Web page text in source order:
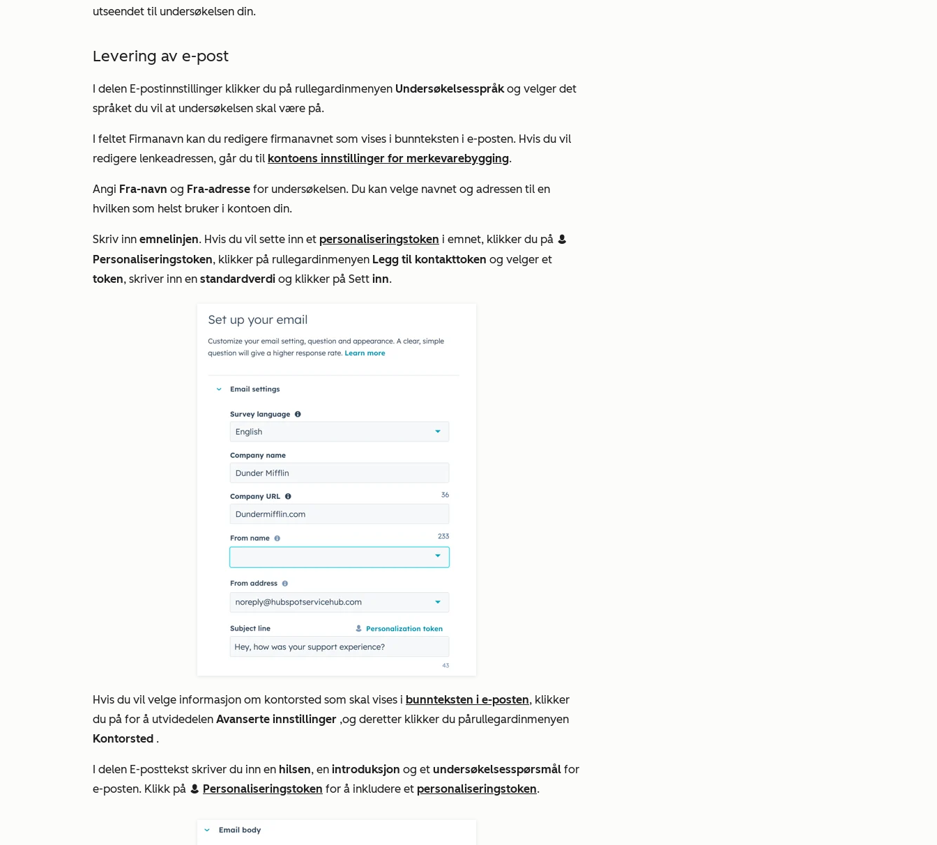
utseendet til undersøkelsen din.
Levering av e-post
I delen E-postinnstillinger klikker du på rullegardinmenyen Undersøkelsesspråkog velger det
språket du vil at undersøkelsen skal være på.
I feltet Firmanavn kan du redigere firmanavnet som vises i bunnteksten i e-posten. Hvis du vil
redigere lenkeadressen, går du til kontoens innstillinger for merkevarebygging.
Angi Fra-navn og Fra-adresse for undersøkelsen. Du kan velge navnet og adressen til en
hvilken som helst bruker i kontoen din.
Skriv inn emnelinjen. Hvis du vil sette inn et personaliseringstoken i emnet, klikker du på contacts
Personaliseringstoken, klikker på rullegardinmenyen Legg til kontakttoken og velger et
token, skriver inn en standardverdi og klikker på Sett inn.
Hvis du vil velge informasjon om kontorsted som skal vises i bunnteksten i e-posten, klikker
du på for å utvidedelen Avanserte innstillinger ,og deretter klikker du pårullegardinmenyen
Kontorsted .
I delen E-posttekst skriver du inn en hilsen, en introduksjon og et undersøkelsesspørsmål for
e-posten. Klikk på contacts Personaliseringstoken for å inkludere et personaliseringstoken.